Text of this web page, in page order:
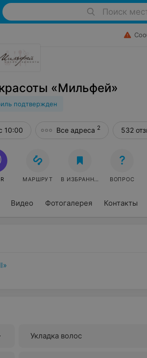
Поиск
«Мильфей»
подтвержден
Видео Фотогалерея Контакты
11
10:00 Все адреса 2 532
МАРШРУТ В ИЗБРАННОЕ ВОПРОС
Укладка волос